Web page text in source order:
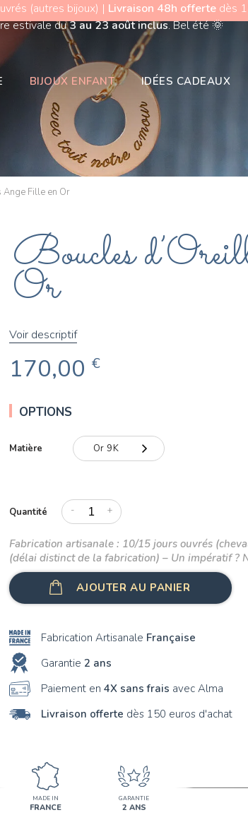
(autres bijoux) | Livraison 48h offertedès
estivale du3 au 23 août inclus. Bel été🌞
BIJOUX ENFANT IDÉES CADEAUX
Ange Fille en Or
Boucles
Or
Voir descriptif
170,00 €
OPTIONS
Matière Or 9K
Or 18K
Quantité - +
Fabrication artisanale : 10/15 jours ouvrés
(délai distinct de la fabrication) – Un impératif ?
AJOUTER AU PANIER
Fabrication Artisanale Française
Garantie 2 ans
Paiement en 4X sans frais avec Alma
Livraison offerte dès 150 euros d'achat
MADE IN
FRANCE
GARANTIE
2 ANS